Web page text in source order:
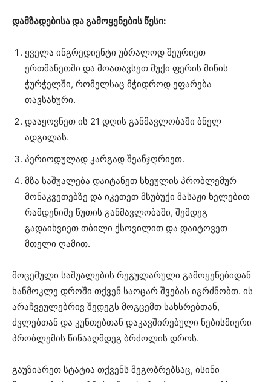
დამზადებისა და გამოყენების წესი:
ყველა ინგრედიენტი უბრალოდ შეურიეთ
ერთმანეთში და მოათავსეთ მუქი ფერის მინის
ჭურჭელში, რომელსაც მჭიდროდ ეფარება
თავსახური.
დააყოვნეთ ის 21 დღის განმავლობაში ბნელ
ადგილას.
პერიოდულად კარგად შეანჯღრიეთ.
მზა საშუალება დაიტანეთ სხეულის პრობლემურ
მონაკვეთებზე და იკეთეთ მსუბუქი მასაჟი ხელებით
რამდენიმე წუთის განმავლობაში, შემდეგ
გადაიხვიეთ თბილი ქსოვილით და დაიტოვეთ
მთელი ღამით.
მოცემული საშუალების რეგულარული გამოყენებიდან
ხანმოკლე დროში თქვენ საოცარ შვებას იგრძნობთ. ის
არაჩვეულებრივ შედეგს მოგცემთ სახსრებთან,
ძვლებთან და კუნთებთან დაკავშირებული ნებისმიერი
პრობლემის წინააღმდეგ ბრძოლის დროს.
გაუზიარეთ სტატია თქვენს მეგობრებსაც, ისინი